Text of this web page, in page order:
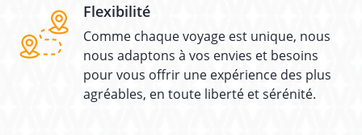
Flexibilité
Comme chaque voyage est unique, nous
nous adaptons à vos envies et besoins
pour vous offrir une expérience des plus
agréables, en toute liberté et sérénité.